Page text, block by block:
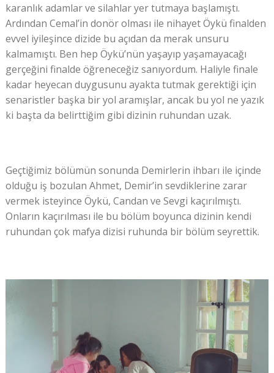
karanlık adamlar ve silahlar yer tutmaya başlamıştı.
Ardından Cemal’in donör olması ile nihayet Öykü finalden
evvel iyileşince dizide bu açıdan da merak unsuru
kalmamıştı. Ben hep Öykü’nün yaşayıp yaşamayacağı
gerçeğini finalde öğreneceğiz sanıyordum. Haliyle finale
kadar heyecan duygusunu ayakta tutmak gerektiği için
senaristler başka bir yol aramışlar, ancak bu yol ne yazık
ki başta da belirttiğim gibi dizinin ruhundan uzak.
Geçtiğimiz bölümün sonunda Demirlerin ihbarı ile içinde
olduğu iş bozulan Ahmet, Demir’in sevdiklerine zarar
vermek isteyince Öykü, Candan ve Sevgi kaçırılmıştı.
Onların kaçırılması ile bu bölüm boyunca dizinin kendi
ruhundan çok mafya dizisi ruhunda bir bölüm seyrettik.